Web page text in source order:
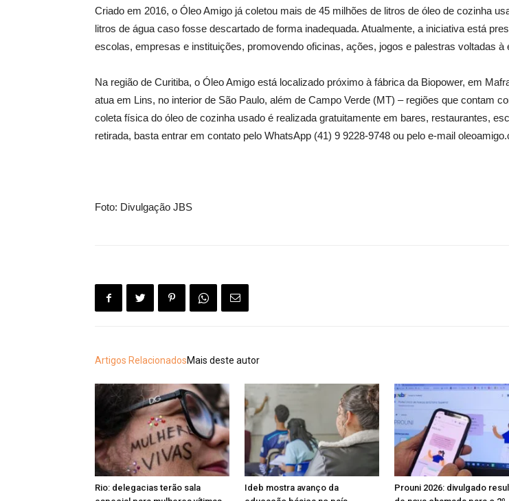
Criado em 2016, o Óleo Amigo já coletou mais de 45 milhões de litros de óleo de cozinha
litros de água caso fosse descartado de forma inadequada. Atualmente, a iniciativa está
escolas, empresas e instituições, promovendo oficinas, ações, jogos e palestras voltadas à
Na região de Curitiba, o Óleo Amigo está localizado próximo à fábrica da Biopower, em
atua em Lins, no interior de São Paulo, além de Campo Verde (MT) – regiões que contam
coleta física do óleo de cozinha usado é realizada gratuitamente em bares, restaurantes,
retirada, basta entrar em contato pelo WhatsApp (41) 9 9228-9748 ou pelo e-mail
Foto: Divulgação JBS
Artigos RelacionadosMais deste autor
Rio: delegacias terão sala
Ideb mostra avanço da
Prouni 2026: divulgado